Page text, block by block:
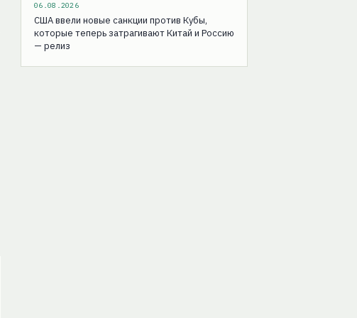
06.08.2026
США ввели новые санкции против Кубы,
которые теперь затрагивают Китай и Россию
— релиз